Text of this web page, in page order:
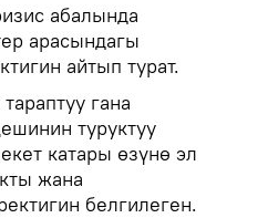
абалында
арасындагы
айтып турат.
гана
туруктуу
катары өзүнө эл
жана
белгилеген.